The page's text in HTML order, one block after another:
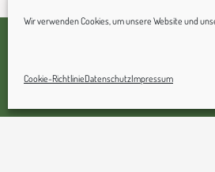
Wir verwenden Cookies, um unsere Website und
Cookie-RichtlinieDatenschutzImpressum